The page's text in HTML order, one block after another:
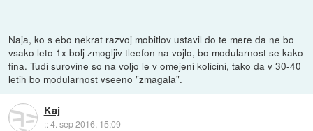
Naja, ko s ebo nekrat razvoj mobitlov ustavil do te mere da ne bo
vsako leto 1x bolj zmogljiv tleefon na vojlo, bo modularnost se kako
fina. Tudi surovine so na voljo le v omejeni kolicini, tako da v 30-40
letih bo modularnost vseeno "zmagala".
Kaj
::4. sep 2016, 15:09